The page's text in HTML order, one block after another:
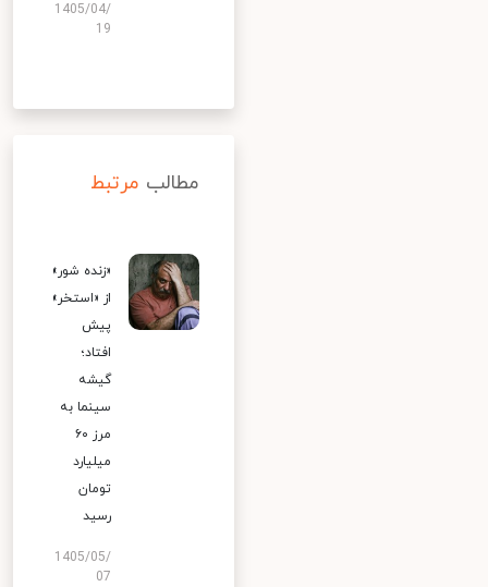
1405/04/
19
مطالب مرتبط
«زنده شور»
از «استخر»
پیش
افتاد؛
گیشه
سینما به
مرز ۶۰
میلیارد
تومان
رسید
1405/05/
07